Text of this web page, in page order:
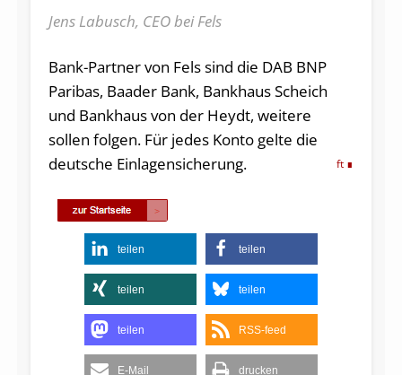
Jens Labusch, CEO bei Fels
Bank-Partner von Fels sind die DAB BNP
Paribas, Baader Bank, Bankhaus Scheich
und Bankhaus von der Heydt, weitere
sollen folgen. Für jedes Konto gelte die
deutsche Einlagensicherung.
ft
teilen teilen
teilen teilen
teilen RSS-feed
E-Mail drucken